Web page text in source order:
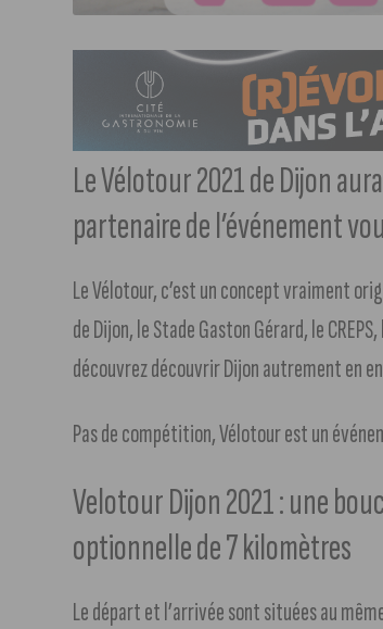
Le Vélotour 2021 de Dijon
partenaire de l’événement
Le Vélotour, c’est un concept vraiment
de Dijon, le Stade Gaston Gérard, le
découvrez découvrir Dijon autrement en
Pas de compétition, Vélotour est un
Velotour Dijon 2021 : une
optionnelle de 7 kilomètres
Le départ et l’arrivée sont situées au